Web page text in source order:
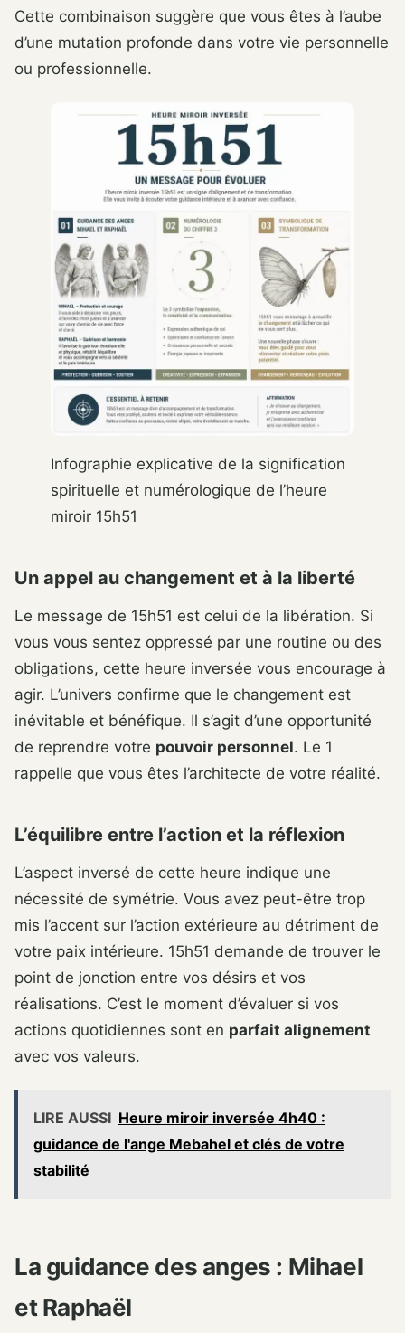
Cette combinaison suggère que vous êtes à l’aube
d’une mutation profonde dans votre vie personnelle
ou professionnelle.
Infographie explicative de la signification
spirituelle et numérologique de l’heure
miroir 15h51
Un appel au changement et à la liberté
Le message de 15h51 est celui de la libération. Si
vous vous sentez oppressé par une routine ou des
obligations, cette heure inversée vous encourage à
agir. L’univers confirme que le changement est
inévitable et bénéfique. Il s’agit d’une opportunité
de reprendre votre pouvoir personnel. Le 1
rappelle que vous êtes l’architecte de votre réalité.
L’équilibre entre l’action et la réflexion
L’aspect inversé de cette heure indique une
nécessité de symétrie. Vous avez peut-être trop
mis l’accent sur l’action extérieure au détriment de
votre paix intérieure. 15h51 demande de trouver le
point de jonction entre vos désirs et vos
réalisations. C’est le moment d’évaluer si vos
actions quotidiennes sont en parfait alignement
avec vos valeurs.
LIRE AUSSI Heure miroir inversée 4h40 :
guidance de l'ange Mebahel et clés de votre
stabilité
La guidance des anges : Mihael
et Raphaël